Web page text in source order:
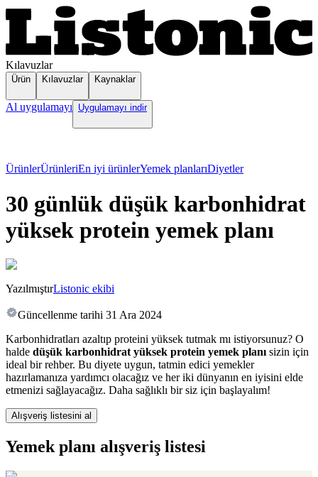
Kılavuzlar
Ürün Kılavuzlar Kaynaklar
Al uygulamayı Uygulamayı indir
ÜrünlerÜrünleriEn iyi ürünlerYemek planlarıDiyetler
30 günlük düşük karbonhidrat
yüksek protein yemek planı
YazılmıştırListonic ekibi
Güncellenme tarihi 31 Ara 2024
Karbonhidratları azaltıp proteini yüksek tutmak mı istiyorsunuz? O
halde düşük karbonhidrat yüksek protein yemek planı sizin için
ideal bir rehber. Bu diyete uygun, tatmin edici yemekler
hazırlamanıza yardımcı olacağız ve her iki dünyanın en iyisini elde
etmenizi sağlayacağız. Daha sağlıklı bir siz için başlayalım!
Alışveriş listesini al
Yemek planı alışveriş listesi